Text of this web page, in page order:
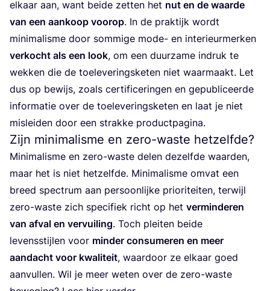
elkaar aan, want bei­de zet­ten het nut en de waar­de
van een aan­koop voor­op. In de prak­tijk wordt
mini­ma­lis­me door som­mi­ge mode- en inte­ri­eur­mer­ken
ver­kocht als een look, om een duur­za­me indruk te
wek­ken die de toe­le­ve­rings­ke­ten niet waar­maakt. Let
dus op bewijs, zoals cer­ti­fi­ce­rin­gen en gepu­bli­ceer­de
infor­ma­tie over de toe­le­ve­rings­ke­ten en laat je niet
mis­lei­den door een strak­ke productpagina.
Zijn minimalisme en zero-waste hetzelfde?
Mini­ma­lis­me en zero-was­te delen dezelf­de waar­den,
maar het is niet het­zelf­de. Mini­ma­lis­me omvat een
breed spec­trum aan per­soon­lij­ke pri­o­ri­tei­ten, ter­wijl
zero-was­te zich spe­ci­fiek richt op het ver­min­de­ren
van afval en ver­vui­ling. Toch plei­ten bei­de
levens­stij­len voor min­der con­su­me­ren en meer
aan­dacht voor kwa­li­teit, waar­door ze elkaar goed
aan­vul­len. Wil je meer weten over de zero-was­te